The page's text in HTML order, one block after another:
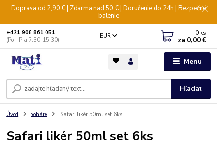
Doprava od 2,90 € | Zdarma nad 50 € | Doručenie do 24h | Bezpečné
balenie
Menu
EUR
Hľadať
+421 908 861 051
(Po - Pia 7:30-15:30)
0 ks
za 0,00 €
Úvod poháre Safari likér 50ml set 6ks
Safari likér 50ml set 6ks